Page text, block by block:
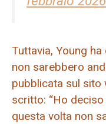
Tuttavia, Young
non sarebbero
pubblicata sul sito
scritto: “Ho
questa volta non